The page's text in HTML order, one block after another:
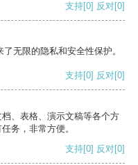
支持[0] 反对[0]
无限的隐私和安全性保护。
支持[0] 反对[0]
、表格、演示文稿等各个方
务，非常方便。
支持[0] 反对[0]